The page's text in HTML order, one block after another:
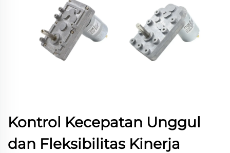
Kontrol Kecepatan Unggul
dan Fleksibilitas Kinerja